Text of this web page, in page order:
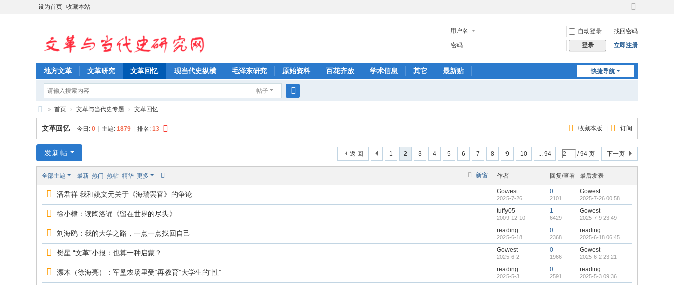
设为首页 收藏本站
切
到
宽
用户名 自动登录
找回密码
密码
登录 立即注册
快捷导航
地方文革 文革研究 文革回忆 现当代史纵横 毛泽东研究 原始资料 百花齐放 学术信息 其它 最新贴
帖子
索
革
当
究
» 首页 › 文革与当代史专题 › 文革回忆
收藏本版 订阅
文革回忆 今日: 0 主题: 1879 排名: 13
1 2 3 4 5 6 7 8 9 10 ... 94 / 94 页 下一页
返 回
发新帖
新窗
全部主题 最新 热门 热帖 精华 更多 作者 回复/查看 最后发表
潘君祥 我和姚文元关于《海瑞罢官》的争论 Gowest
2025-7-26
0
2101
Gowest
2025-7-26 00:58
徐小棣：读陶洛诵《留在世界的尽头》 tuffy05
2009-12-10
1
6429
Gowest
2025-7-9 23:49
刘海鸥：我的大学之路，一点一点找回自己 reading
2025-6-18
0
2368
reading
2025-6-18 06:45
樊星 “文革”小报：也算一种启蒙？ Gowest
2025-6-2
0
1966
Gowest
2025-6-2 23:21
漂木（徐海亮）：军垦农场里受“再教育”大学生的“性” reading
2025-5-3
0
2591
reading
2025-5-3 09:36